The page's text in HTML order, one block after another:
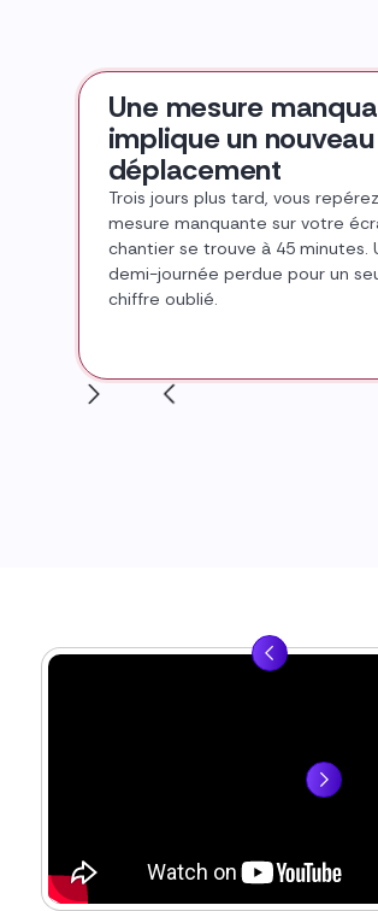
Une mesure
implique un nouveau
déplacement
Trois jours plus tard, vous
mesure manquante sur votre
chantier se trouve à 45 minutes.
demi-journée perdue pour un
chiffre oublié.